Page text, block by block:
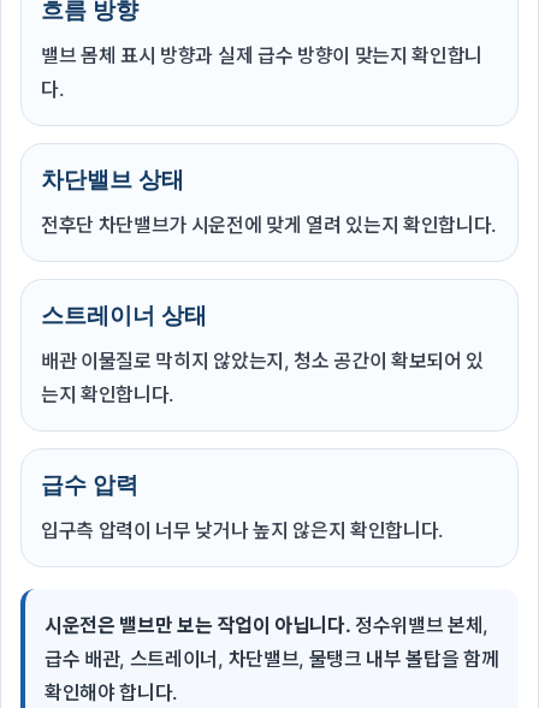
흐름 방향
밸브 몸체 표시 방향과 실제 급수 방향이 맞는지 확인합니
다.
차단밸브 상태
전후단 차단밸브가 시운전에 맞게 열려 있는지 확인합니다.
스트레이너 상태
배관 이물질로 막히지 않았는지, 청소 공간이 확보되어 있
는지 확인합니다.
급수 압력
입구측 압력이 너무 낮거나 높지 않은지 확인합니다.
시운전은 밸브만 보는 작업이 아닙니다. 정수위밸브 본체,
급수 배관, 스트레이너, 차단밸브, 물탱크 내부 볼탑을 함께
확인해야 합니다.